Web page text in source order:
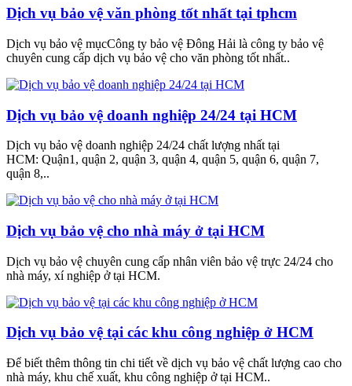
Dịch vụ bảo vệ văn phòng tốt nhất tại tphcm
Dịch vụ bảo vệ mụcCông ty bảo vệ Đông Hải là công ty bảo vệ
chuyên cung cấp dịch vụ bảo vệ cho văn phòng tốt nhất..
Dịch vụ bảo vệ doanh nghiệp 24/24 tại HCM
Dịch vụ bảo vệ doanh nghiệp 24/24 chất lượng nhất tại
HCM: Quận1, quận 2, quận 3, quận 4, quận 5, quận 6, quận 7,
quận 8,..
Dịch vụ bảo vệ cho nhà máy ở tại HCM
Dịch vụ bảo vệ chuyên cung cấp nhân viên bảo vệ trực 24/24 cho
nhà máy, xí nghiệp ở tại HCM.
Dịch vụ bảo vệ tại các khu công nghiệp ở HCM
Để biết thêm thông tin chi tiết về dịch vụ bảo vệ chất lượng cao cho
nhà máy, khu chế xuất, khu công nghiệp ở tại HCM..